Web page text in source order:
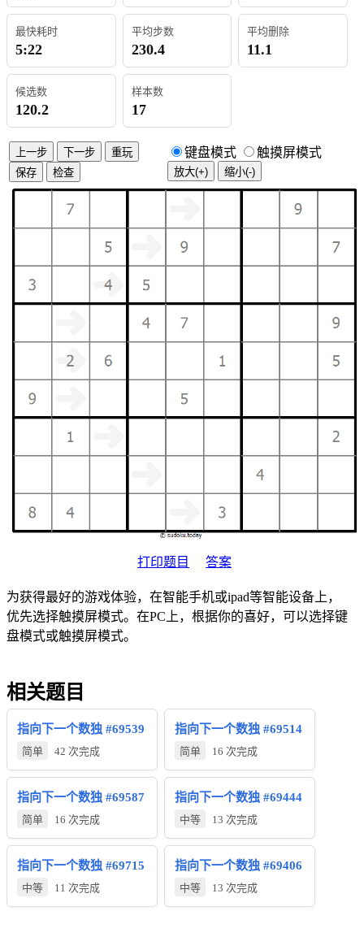
最快耗时
5:22
平均步数
230.4
平均删除
11.1
候选数
120.2
样本数
17
上一步 下一步
重玩
保存
检查
键盘模式 触摸屏模式
放大(+) 缩小(-)
打印题目 答案
为获得最好的游戏体验，在智能手机或ipad等智能设备上，
优先选择触摸屏模式。在PC上，根据你的喜好，可以选择键
盘模式或触摸屏模式。
相关题目
指向下一个数独 #69539
简单 42 次完成
指向下一个数独 #69514
简单 16 次完成
指向下一个数独 #69587
简单 16 次完成
指向下一个数独 #69444
中等 13 次完成
指向下一个数独 #69715
中等 11 次完成
指向下一个数独 #69406
中等 13 次完成